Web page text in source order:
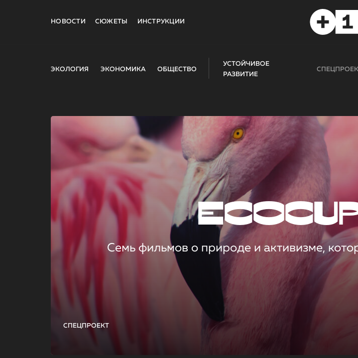
НОВОСТИ СЮЖЕТЫ ИНСТРУКЦИИ
ЭКОЛОГИЯ ЭКОНОМИКА ОБЩЕСТВО
УСТОЙЧИВОЕ
РАЗВИТИЕ
СПЕЦПРОЕКТ
Семь фильмов о природе и активизме,